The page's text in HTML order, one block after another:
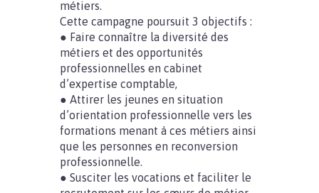
métiers.
Cette campagne poursuit 3 objectifs :
● Faire connaître la diversité des
métiers et des opportunités
professionnelles en cabinet
d’expertise comptable,
● Attirer les jeunes en situation
d’orientation professionnelle vers les
formations menant à ces métiers ainsi
que les personnes en reconversion
professionnelle.
● Susciter les vocations et faciliter le